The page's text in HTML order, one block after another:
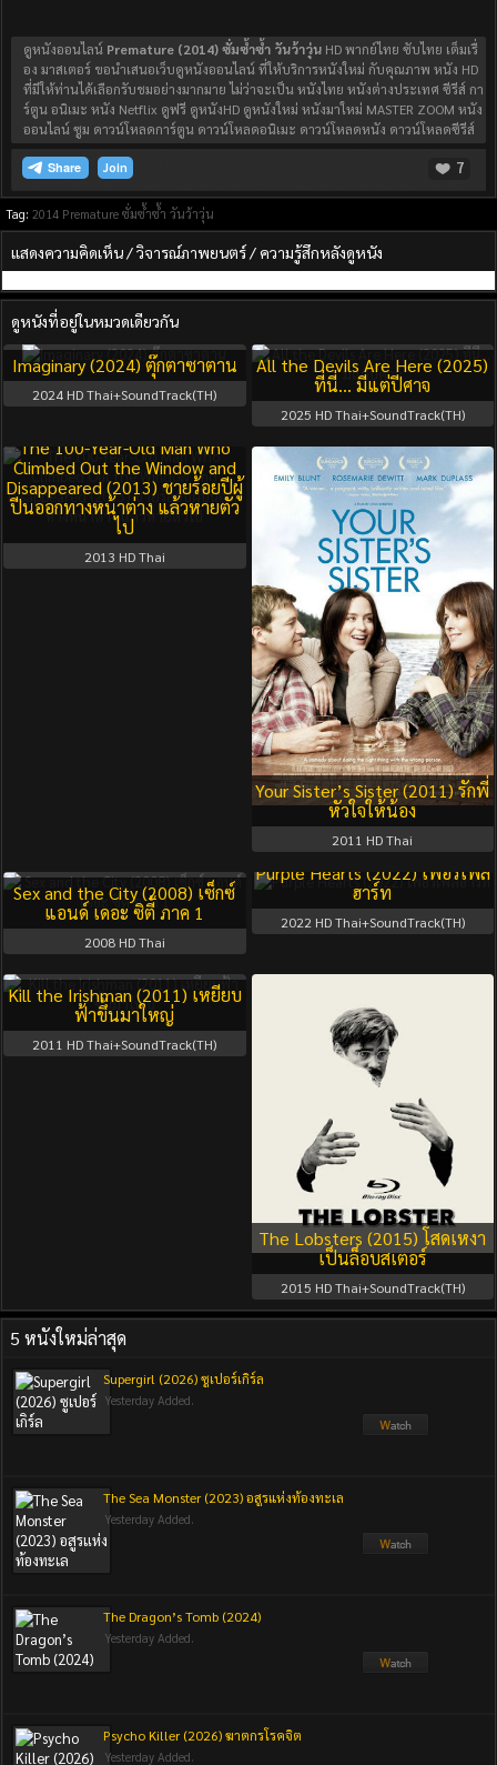
ดูหนังออนไลน์ Premature (2014) ซั่มซ้ำซ้ำ วันว้าวุ่น HD พากย์ไทย ซับไทย เต็มเรื่
อง มาสเตอร์ ขอนำเสนอเว็บดูหนังออนไลน์ ที่ให้บริการหนังใหม่ กับคุณภาพ หนัง HD
ที่มีให้ท่านได้เลือกรับชมอย่างมากมาย ไม่ว่าจะเป็น หนังไทย หนังต่างประเทศ ซีรีส์ กา
ร์ตูน อนิเมะ หนัง Netflix ดูฟรี ดูหนังHD ดูหนังใหม่ หนังมาใหม่ MASTER ZOOM หนัง
ออนไลน์ ซูม ดาวน์โหลดการ์ตูน ดาวน์โหลดอนิเมะ ดาวน์โหลดหนัง ดาวน์โหลดซีรีส์
Join 7
Tag: 2014 Premature ซั่มซ้ำซ้ำ วันว้าวุ่น
แสดงความคิดเห็น / วิจารณ์ภาพยนตร์ / ความรู้สึกหลังดูหนัง
ดูหนังที่อยู่ในหมวดเดียวกัน
Imaginary (2024) ตุ๊กตาซาตาน
2024 HD Thai+SoundTrack(TH)
All the Devils Are Here (2025)
ที่นี่… มีแต่ปีศาจ
2025 HD Thai+SoundTrack(TH)
The 100-Year-Old Man Who
Climbed Out the Window and
Disappeared (2013) ชายร้อยปีผู้
ปีนออกทางหน้าต่าง แล้วหายตัว
ไป
2013 HD Thai
Your Sister’s Sister (2011) รักพี่
หัวใจให้น้อง
2011 HD Thai
Sex and the City (2008) เซ็กซ์
แอนด์ เดอะ ซิตี้ ภาค 1
2008HD Thai
Purple Hearts (2022) เพอร์เพิล
ฮาร์ท
2022HD Thai+SoundTrack(TH)
Kill the Irishman (2011) เหยียบ
ฟ้าขึ้นมาใหญ่
2011 HD Thai+SoundTrack(TH)
The Lobsters (2015) โสดเหงา
เป็นล็อบสเตอร์
2015 HD Thai+SoundTrack(TH)
5 หนังใหม่ล่าสุด
Supergirl (2026) ซูเปอร์เกิร์ล
Yesterday Added.
The Sea Monster (2023) อสูรแห่งท้องทะเล
Yesterday Added.
The Dragon’s Tomb (2024)
Yesterday Added.
Psycho Killer (2026) ฆาตกรโรคจิต
Yesterday Added.